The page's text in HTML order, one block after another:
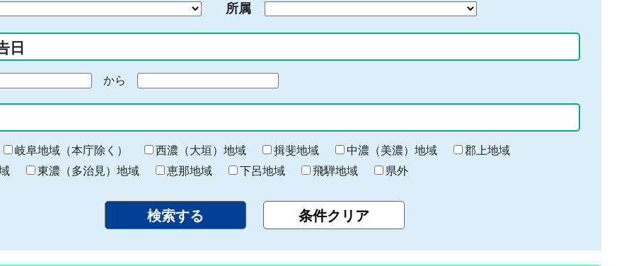
入
力
所属
日
から
終
わ
り
岐阜地域（本庁除く） 西濃（大垣）地域 揖斐地域 中濃（美濃）地域
郡上地域
東濃（多治見）地域 恵那地域 下呂地域 飛騨地域 県外